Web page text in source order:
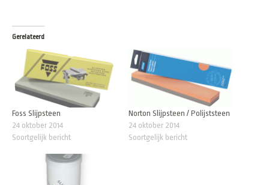
Gerelateerd
Foss Slijpsteen
24 oktober 2014
Soortgelijk bericht
Norton Slijpsteen / Polijststeen
24 oktober 2014
Soortgelijk bericht